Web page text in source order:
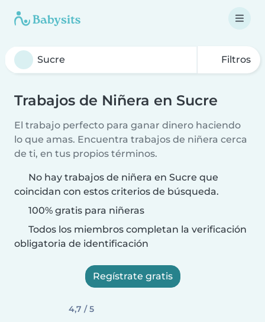
Filtros
Trabajos de Niñera en Sucre
El trabajo perfecto para ganar dinero haciendo
lo que amas. Encuentra trabajos de niñera cerca
de ti, en tus propios términos.
No hay trabajos de niñera en Sucre que
coincidan con estos criterios de búsqueda.
100% gratis para niñeras
Todos los miembros completan la verificación
obligatoria de identificación
Regístrate gratis
4,7 / 5